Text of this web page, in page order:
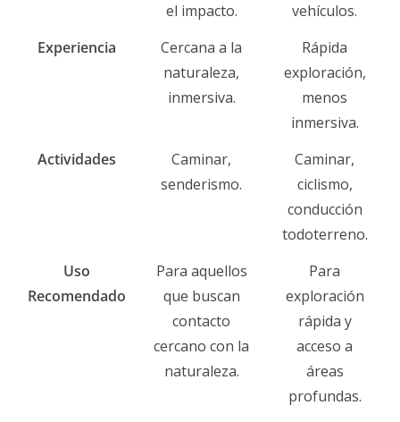
el impacto.
vehículos.
Experiencia
Cercana a la
naturaleza,
inmersiva.
Rápida
exploración,
menos
inmersiva.
Actividades
Caminar,
senderismo.
Caminar,
ciclismo,
conducción
todoterreno.
Uso
Recomendado
Para aquellos
que buscan
contacto
cercano con la
naturaleza.
Para
exploración
rápida y
acceso a
áreas
profundas.